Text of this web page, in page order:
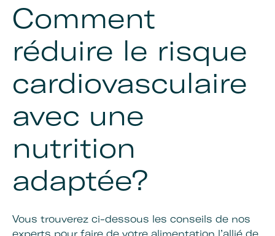
Comment
réduire le risque
cardiovasculaire
avec une
nutrition
adaptée?
Vous trouverez ci-dessous les conseils de nos